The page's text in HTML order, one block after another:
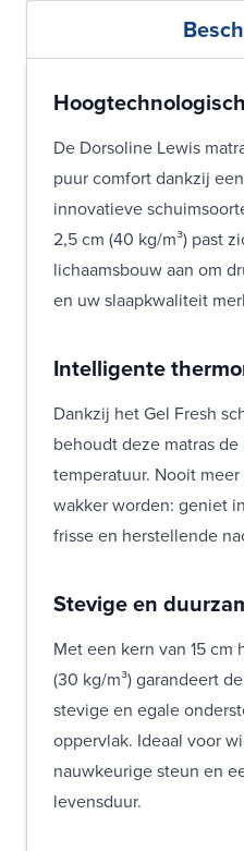
De Dorsoline Lewis
puur comfort dankzij
innovatieve
2,5 cm (40 kg/m³) past
lichaamsbouw aan om
en uw slaapkwaliteit
Intelligente
Dankzij het Gel Fresh
behoudt deze matras
temperatuur. Nooit
wakker worden: geniet
frisse en herstellende
Stevige en
Met een kern van 15
(30 kg/m³) garandeert
stevige en egale
oppervlak. Ideaal voor
nauwkeurige steun en
levensduur.